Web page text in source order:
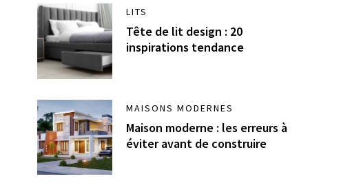
LITS
Tête de lit design : 20
inspirations tendance
MAISONS MODERNES
Maison moderne : les erreurs à
éviter avant de construire